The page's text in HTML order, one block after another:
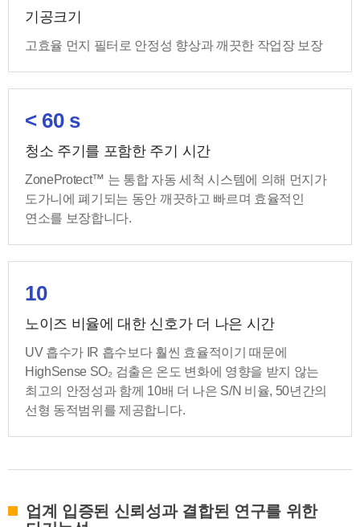
기공크기
고효율 먼지 필터로 안정성 향상과 깨끗한 작업장 보장
< 60 s
청소 주기를 포함한 주기 시간
ZoneProtect™ 는 통합 자동 세척 시스템에 의해 먼지가
도가니에 폐기되는 동안 깨끗하고 빠르며 효율적인
연소를 보장합니다.
10
노이즈 비율에 대한 신호가 더 나은 시간
UV 흡수가 IR 흡수보다 훨씬 효율적이기 때문에
HighSense SO₂ 검출은 온도 변화에 영향을 받지 않는
최고의 안정성과 함께 10배 더 나은 S/N 비율, 50년간의
선형 동적범위를 제공합니다.
업계 입증된 신뢰성과 결합된 연구를 위한